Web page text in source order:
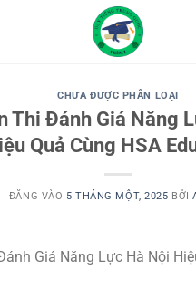
CHƯA ĐƯỢC PHÂN LOẠI
Thi Đánh Giá Năng
Quả Cùng HSA
ĐĂNG VÀO 5 THÁNG MỘT, 2025 BỞI
Giá Năng Lực Hà Nội